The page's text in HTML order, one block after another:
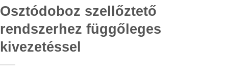
Osztódoboz szellőztető
rendszerhez függőleges
kivezetéssel